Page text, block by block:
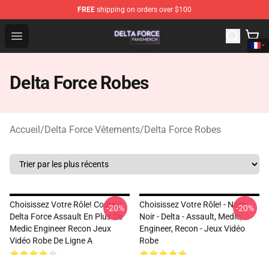
FREE shipping on orders over $100
Open menu
Delta Force Shop - Official Delta Force Merchandise
Delta Force Robes
Accueil/Delta Force Vêtements/Delta Force Robes
Choisissez Votre Rôle! Couleur
Delta Force Assault En Plus De
Medic Engineer Recon Jeux
Vidéo Robe De Ligne A
-20%
Choisissez Votre Rôle! - Nom
Noir - Delta - Assault, Medic,
Engineer, Recon - Jeux Vidéo
Robe
-20%